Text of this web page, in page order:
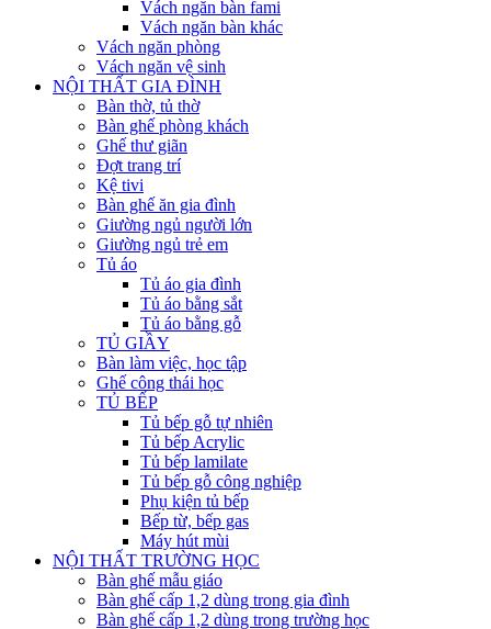
Vách ngăn bàn fami
Vách ngăn bàn khác
Vách ngăn phòng
Vách ngăn vệ sinh
NỘI THẤT GIA ĐÌNH
Bàn thờ, tủ thờ
Bàn ghế phòng khách
Ghế thư giãn
Đợt trang trí
Kệ tivi
Bàn ghế ăn gia đình
Giường ngủ người lớn
Giường ngủ trẻ em
Tủ áo
Tủ áo gia đình
Tủ áo bằng sắt
Tủ áo bằng gỗ
TỦ GIẦY
Bàn làm việc, học tập
Ghế công thái học
TỦ BẾP
Tủ bếp gỗ tự nhiên
Tủ bếp Acrylic
Tủ bếp lamilate
Tủ bếp gỗ công nghiệp
Phụ kiện tủ bếp
Bếp từ, bếp gas
Máy hút mùi
NỘI THẤT TRƯỜNG HỌC
Bàn ghế mẫu giáo
Bàn ghế cấp 1,2 dùng trong gia đình
Bàn ghế cấp 1,2 dùng trong trường học